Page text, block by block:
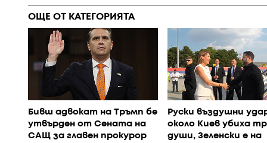
ОЩЕ ОТ КАТЕГОРИЯТА
Бивш адвокат на Тръмп бе
утвърден от Сената на
САЩ за главен прокурор
Руски въздушни
около Киев убиха
души, Зеленски е на